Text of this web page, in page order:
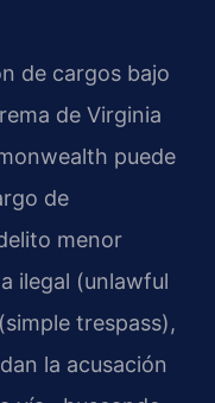
de cargos bajo
de Virginia
puede
de
menor
ilegal (unlawful
trespass),
la acusación